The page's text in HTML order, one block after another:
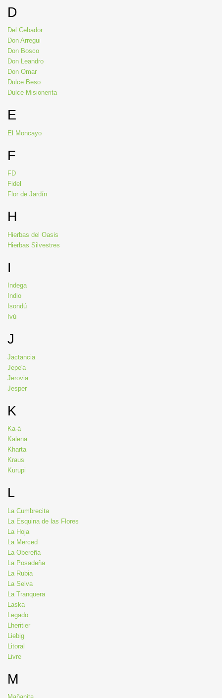
D
Del Cebador
Don Arregui
Don Bosco
Don Leandro
Don Omar
Dulce Beso
Dulce Misionerita
E
El Moncayo
F
FD
Fidel
Flor de Jardín
H
Hierbas del Oasis
Hierbas Silvestres
I
Indega
Indio
Isondú
Ivú
J
Jactancia
Jepe'a
Jerovia
Jesper
K
Ka-á
Kalena
Kharta
Kraus
Kurupi
L
La Cumbrecita
La Esquina de las Flores
La Hoja
La Merced
La Obereña
La Posadeña
La Rubia
La Selva
La Tranquera
Laska
Legado
Lheritier
Liebig
Litoral
Livre
M